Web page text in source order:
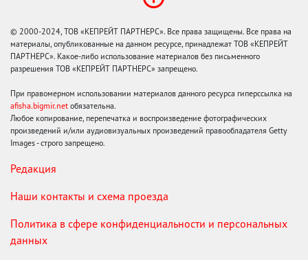
© 2000-2024, ТОВ «КЕПРЕЙТ ПАРТНЕРС». Все права защищены. Все права на
материалы, опубликованные на данном ресурсе, принадлежат ТОВ «КЕПРЕЙТ
ПАРТНЕРС». Какое-либо использование материалов без письменного
разрешения ТОВ «КЕПРЕЙТ ПАРТНЕРС» запрещено.
При правомерном использовании материалов данного ресурса гиперссылка на
afisha.bigmir.net обязательна.
Любое копирование, перепечатка и воспроизведение фотографических
произведений и/или аудиовизуальных произведений правообладателя Getty
Images - строго запрещено.
Редакция
Наши контакты и схема проезда
Политика в сфере конфиденциальности и персональных
данных